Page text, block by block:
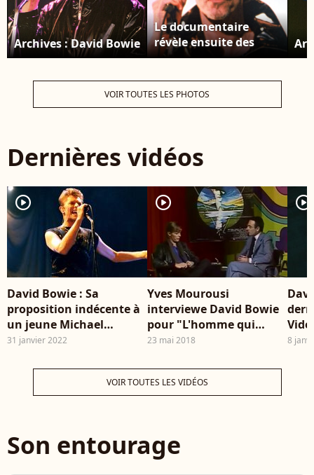
Archives : David Bowie
Le documentaire
révèle ensuite des
images de David
Françoise Hardy.
Archives : David Bowie
VOIR TOUTES LES PHOTOS
Dernières vidéos
player2
David Bowie : Sa
proposition indécente à
un jeune Michael
Jackson
31 janvier 2022
player2
Yves Mourousi
interviewe David Bowie
pour "L'homme qui
venait d'ailleurs" dans
23 mai 2018
player2
8
VOIR TOUTES LES VIDÉOS
Son entourage